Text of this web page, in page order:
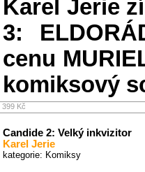
Karel Jerie
3:
cenu
komiksový
399 Kč
Candide 2: Velký inkvizitor
Karel Jerie
kategorie: Komiksy